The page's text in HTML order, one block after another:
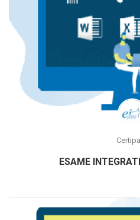
ESAME